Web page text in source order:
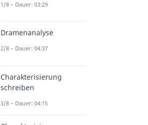
1/8 – Dauer: 03:29
Dramenanalyse
2/8 – Dauer: 04:37
Charakterisierung
schreiben
3/8 – Dauer: 04:15